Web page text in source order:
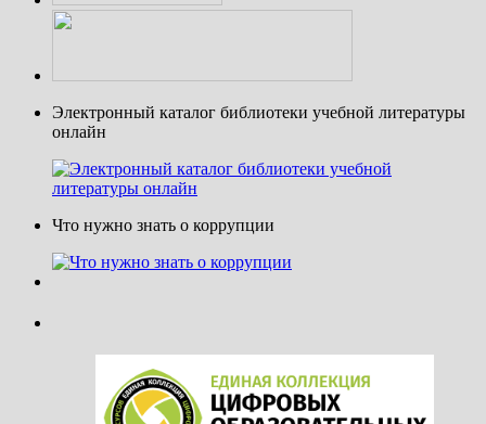
Электронный каталог библиотеки учебной литературы
онлайн
Что нужно знать о коррупции